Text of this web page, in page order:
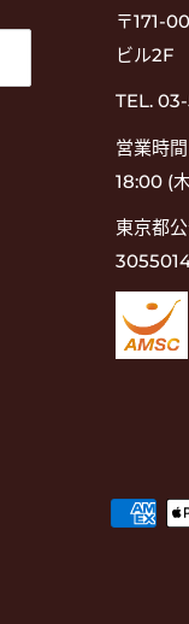
〒171-
ビル2F
TEL.
営業時
18:00 (
東京都